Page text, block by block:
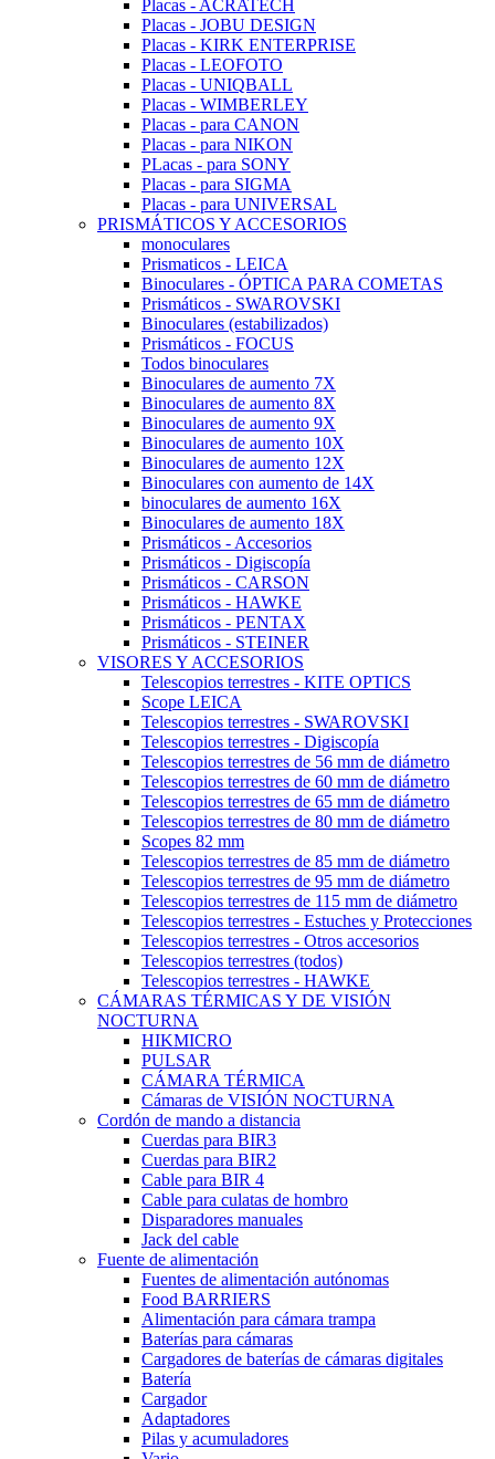
Placas - ACRATECH
Placas - JOBU DESIGN
Placas - KIRK ENTERPRISE
Placas - LEOFOTO
Placas - UNIQBALL
Placas - WIMBERLEY
Placas - para CANON
Placas - para NIKON
PLacas - para SONY
Placas - para SIGMA
Placas - para UNIVERSAL
PRISMÁTICOS Y ACCESORIOS
monoculares
Prismaticos - LEICA
Binoculares - ÓPTICA PARA COMETAS
Prismáticos - SWAROVSKI
Binoculares (estabilizados)
Prismáticos - FOCUS
Todos binoculares
Binoculares de aumento 7X
Binoculares de aumento 8X
Binoculares de aumento 9X
Binoculares de aumento 10X
Binoculares de aumento 12X
Binoculares con aumento de 14X
binoculares de aumento 16X
Binoculares de aumento 18X
Prismáticos - Accesorios
Prismáticos - Digiscopía
Prismáticos - CARSON
Prismáticos - HAWKE
Prismáticos - PENTAX
Prismáticos - STEINER
VISORES Y ACCESORIOS
Telescopios terrestres - KITE OPTICS
Scope LEICA
Telescopios terrestres - SWAROVSKI
Telescopios terrestres - Digiscopía
Telescopios terrestres de 56 mm de diámetro
Telescopios terrestres de 60 mm de diámetro
Telescopios terrestres de 65 mm de diámetro
Telescopios terrestres de 80 mm de diámetro
Scopes 82 mm
Telescopios terrestres de 85 mm de diámetro
Telescopios terrestres de 95 mm de diámetro
Telescopios terrestres de 115 mm de diámetro
Telescopios terrestres - Estuches y Protecciones
Telescopios terrestres - Otros accesorios
Telescopios terrestres (todos)
Telescopios terrestres - HAWKE
CÁMARAS TÉRMICAS Y DE VISIÓN
NOCTURNA
HIKMICRO
PULSAR
CÁMARA TÉRMICA
Cámaras de VISIÓN NOCTURNA
Cordón de mando a distancia
Cuerdas para BIR3
Cuerdas para BIR2
Cable para BIR 4
Cable para culatas de hombro
Disparadores manuales
Jack del cable
Fuente de alimentación
Fuentes de alimentación autónomas
Food BARRIERS
Alimentación para cámara trampa
Baterías para cámaras
Cargadores de baterías de cámaras digitales
Batería
Cargador
Adaptadores
Pilas y acumuladores